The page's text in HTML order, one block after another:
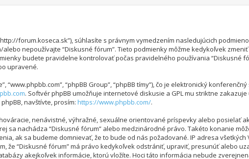
forum.koseca.sk”), súhlasíte s právnym vymedzením nasledujúcich
nepoužívajte “Diskusné fórum”. Tieto podmienky môžme kedykoľvek
budete pravidelne kontrolovať počas pravidelného používania “Diskusné
upravené.
“www.phpbb.com”, “phpBB Group”, “phpBB tímy”), čo je elektronický
. Softvér phpBB umožňuje internetové diskusie a GPL mu striktne
navštívte, prosím: https://www.phpbb.com/.
nenávistné, výhražné, sexuálne orientované príspevky alebo posielať
sa nachádza “Diskusné fórum” alebo medzinárodné právo. Takéto konanie
ak sa budeme domnievať, že to bude od nás požadované. IP adresa všetkých
že “Diskusné fórum” má právo kedykoľvek odstrániť, upraviť, presunúť alebo
akejkoľvek informácie, ktorú vložíte. Hoci táto informácia nebude